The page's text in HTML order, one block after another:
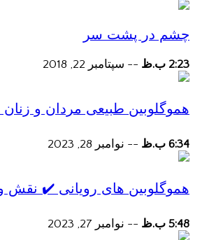
چشم در پشت سر
2:23 ب.ظ -- سپتامبر 22, 2018
هموگلوبین طبیعی مردان و
6:34 ب.ظ -- نوامبر 28, 2023
هموگلوبین های رویانی ✔️ نقش و
5:48 ب.ظ -- نوامبر 27, 2023